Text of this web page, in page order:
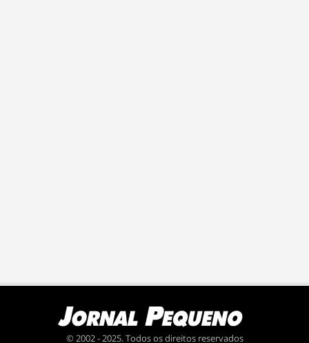
© 2002 - 2025. Todos os direitos reservados